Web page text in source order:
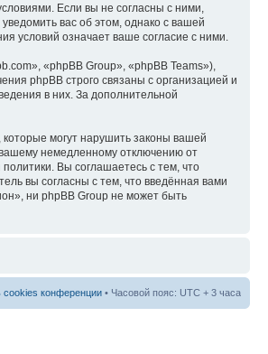
Если вы не согласны с ними,
вас об этом, однако с вашей
условий означает ваше согласие с ними.
«phpBB Group», «phpBB Teams»),
phpBB строго связаны с организацией и
в них. За дополнительной
могут нарушить законы вашей
немедленному отключению от
Вы соглашаетесь с тем, что
вы согласны с тем, что введённая вами
ни phpBB Group не может быть
cookies конференции • Часовой пояс: UTC + 3 часа